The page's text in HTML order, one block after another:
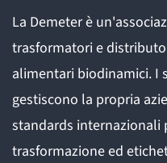
La Demeter è
trasformatori e
alimentari biodinamici. I
gestiscono la propria
standards internazionali
trasformazione ed